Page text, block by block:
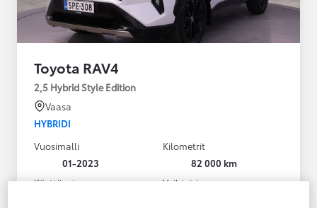
Toyota RAV4
2,5 Hybrid Style Edition
Vaasa
HYBRIDI
Vuosimalli
01-2023
Kilometrit
82 000 km
Käyttövoima
Vaihteisto